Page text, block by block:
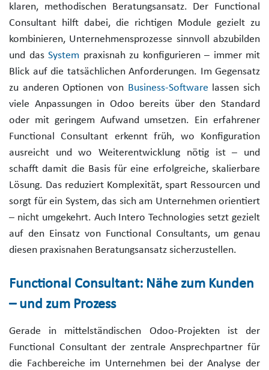
klaren, methodischen Beratungsansatz. Der Functional
Consultant hilft dabei, die richtigen Module gezielt zu
kombinieren, Unternehmensprozesse sinnvoll abzubilden
und das System praxisnah zu konfigurieren – immer mit
Blick auf die tatsächlichen Anforderungen. Im Gegensatz
zu anderen Optionen von Business-Software lassen sich
viele Anpassungen in Odoo bereits über den Standard
oder mit geringem Aufwand umsetzen. Ein erfahrener
Functional Consultant erkennt früh, wo Konfiguration
ausreicht und wo Weiterentwicklung nötig ist – und
schafft damit die Basis für eine erfolgreiche, skalierbare
Lösung. Das reduziert Komplexität, spart Ressourcen und
sorgt für ein System, das sich am Unternehmen orientiert
– nicht umgekehrt. Auch Intero Technologies setzt gezielt
auf den Einsatz von Functional Consultants, um genau
diesen praxisnahen Beratungsansatz sicherzustellen.
Functional Consultant: Nähe zum Kunden
– und zum Prozess
Gerade in mittelständischen Odoo-Projekten ist der
Functional Consultant der zentrale Ansprechpartner für
die Fachbereiche im Unternehmen bei der Analyse der